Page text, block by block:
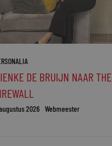
DE BRUIJN NAAR THE
2026 Webmeester